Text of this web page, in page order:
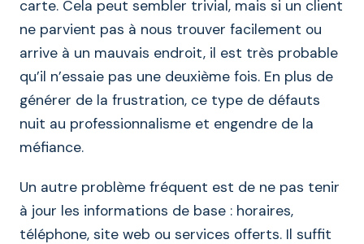
carte. Cela peut sembler trivial, mais si un client
ne parvient pas à nous trouver facilement ou
arrive à un mauvais endroit, il est très probable
qu’il n’essaie pas une deuxième fois. En plus de
générer de la frustration, ce type de défauts
nuit au professionnalisme et engendre de la
méfiance.
Un autre problème fréquent est de ne pas tenir
à jour les informations de base : horaires,
téléphone, site web ou services offerts. Il suffit